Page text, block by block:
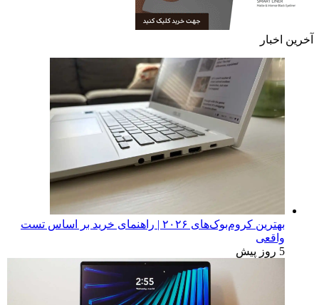
آخرین اخبار
بهترین کروم‌بوک‌های ۲۰۲۶ | راهنمای خرید بر اساس تست
واقعی
5 روز پیش